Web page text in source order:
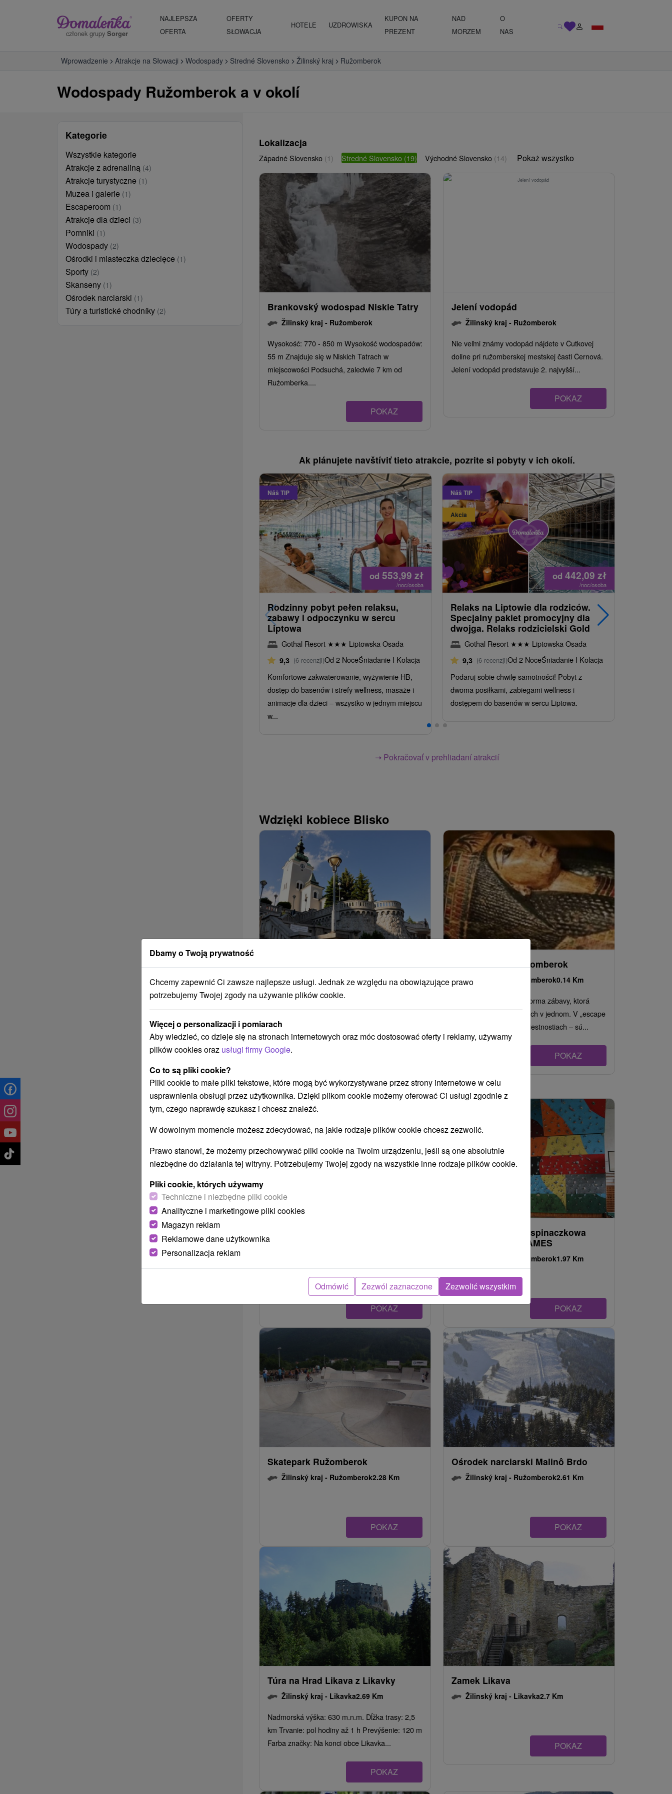
członek grupy Sorger
NAJLEPSZA
OFERTA
OFERTY
SŁOWACJA
HOTELE UZDROWISKA
KUPON NA
PREZENT
NAD
MORZEM
O
NAS
Wprowadzenie Atrakcje na Słowacji Wodospady Stredné Slovensko Žilinský kraj Ružomberok
Wodospady Ružomberok a v okolí
Kategorie
Wszystkie kategorie
Atrakcje z adrenaliną (4)
Atrakcje turystyczne (1)
Muzea i galerie (1)
Escaperoom (1)
Atrakcje dla dzieci (3)
Pomniki (1)
Wodospady (2)
Ośrodki i miasteczka dziecięce (1)
Sporty (2)
Skanseny (1)
Ośrodek narciarski (1)
Túry a turistické chodníky (2)
Lokalizacja
Západné Slovensko (1) Stredné Slovensko (19) Východné Slovensko (14) Pokaż wszystko
Brankovský wodospad Niskie Tatry
Žilinský kraj - Ružomberok
Wysokość: 770 - 850 m Wysokość wodospadów:
55 m Znajduje się w Niskich Tatrach w
miejscowości Podsuchá, zaledwie 7 km od
Rużomberka....
POKAZ
Jelení vodopád
Žilinský kraj - Ružomberok
Nie veľmi známy vodopád nájdete v Čutkovej
doline pri ružomberskej mestskej časti Černová.
Jelení vodopád predstavuje 2. najvyšší...
POKAZ
Ak plánujete navštíviť tieto atrakcie, pozrite si pobyty v ich okolí.
Náš TIP
od 553,99 zł
/noc/osoba
Rodzinny pobyt pełen relaksu,
zabawy i odpoczynku w sercu
Liptowa
Gothal Resort ★★★ Liptowska Osada
9,3 (6 recenzji)Od 2 NoceŚniadanie I Kolacja
Komfortowe zakwaterowanie, wyżywienie HB,
dostęp do basenów i strefy wellness, masaże i
animacje dla dzieci – wszystko w jednym miejscu
w...
Náš TIP
Akcia
od 442,09 zł
/noc/osoba
Relaks na Liptowie dla rodziców.
Specjalny pakiet promocyjny dla
dwojga. Relaks rodzicielski Gold
Gothal Resort ★★★ Liptowska Osada
9,3 (6 recenzji)Od 2 NoceŚniadanie I Kolacja
Podaruj sobie chwilę samotności! Pobyt z
dwoma posiłkami, zabiegami wellness i
dostępem do basenów w sercu Liptowa.
➝ Pokračovať v prehliadaní atrakcií
Wdzięki kobiece Blisko
Mauzoleum Andreja Hlinki, pomnik
Žilinský kraj - Ružomberok 0.06 Km
Pomnik znajduje się w pobliżu kościoła
rzymskokatolickiego św. Ondrej w Rużomberku.
Stoi tu od 1939 roku, aw 2007 roku Rada
Narodowa Republiki...
POKAZ
Escape Room Ružomberok
Žilinský kraj - Ružomberok0.14 Km
Moderná a interaktívna forma zábavy, ktorá
ponúka adrenalín a oddych v jednom. V „escape
roomoch“ – únikových miestnostiach – sú...
POKAZ
Ružomberok
POKAZ
Sztuczna ściana wspinaczkowa
Ružomberok HK IAMES
Ružomberok1.97 Km
POKAZ
Skatepark Ružomberok
Žilinský kraj - Ružomberok2.28 Km
POKAZ
Ośrodek narciarski Malinô Brdo
Žilinský kraj - Ružomberok2.61 Km
POKAZ
Túra na Hrad Likava z Likavky
Žilinský kraj - Likavka2.69 Km
Nadmorská výška: 630 m.n.m. Dĺžka trasy: 2,5
km Trvanie: pol hodiny až 1 h Prevýšenie: 120 m
Farba značky: Na konci obce Likavka...
POKAZ
Zamek Likava
Žilinský kraj - Likavka2.7 Km
POKAZ
Dbamy o Twoją prywatność
Chcemy zapewnić Ci zawsze najlepsze usługi. Jednak ze względu na obowiązujące prawo
potrzebujemy Twojej zgody na używanie plików cookie.
Więcej o personalizacji i pomiarach
Aby wiedzieć, co dzieje się na stronach internetowych oraz móc dostosować oferty i reklamy, używamy
plików cookies oraz usługi firmy Google.
Co to są pliki cookie?
Pliki cookie to małe pliki tekstowe, które mogą być wykorzystywane przez strony internetowe w celu
usprawnienia obsługi przez użytkownika. Dzięki plikom cookie możemy oferować Ci usługi zgodnie z
tym, czego naprawdę szukasz i chcesz znaleźć.
W dowolnym momencie możesz zdecydować, na jakie rodzaje plików cookie chcesz zezwolić.
Prawo stanowi, że możemy przechowywać pliki cookie na Twoim urządzeniu, jeśli są one absolutnie
niezbędne do działania tej witryny. Potrzebujemy Twojej zgody na wszystkie inne rodzaje plików cookie.
Pliki cookie, których używamy
Techniczne i niezbędne pliki cookie
Analityczne i marketingowe pliki cookies
Magazyn reklam
Reklamowe dane użytkownika
Personalizacja reklam
Odmówić Zezwól zaznaczone Zezwolić wszystkim